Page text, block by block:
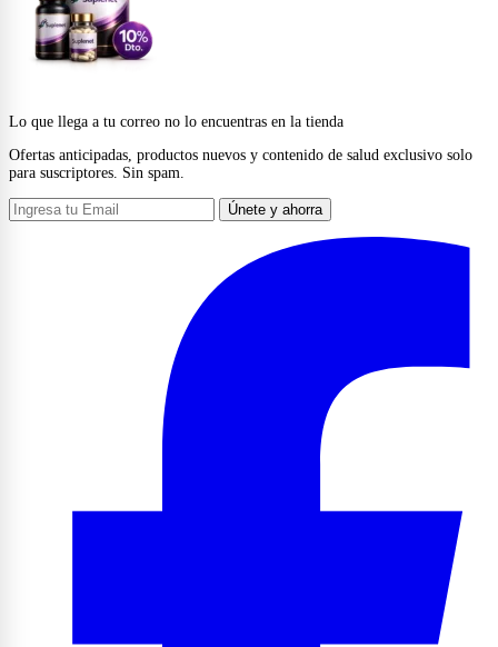
Lo que llega a tu correo no lo encuentras en la tienda
Ofertas anticipadas, productos nuevos y contenido de salud exclusivo solo
para suscriptores. Sin spam.
Únete y ahorra